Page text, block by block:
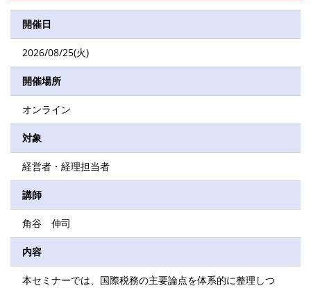
開催日
2026/08/25(火)
開催場所
オンライン
対象
経営者・経理担当者
講師
角谷 伸司
内容
本セミナーでは、国際税務の主要論点を体系的に整理しつ